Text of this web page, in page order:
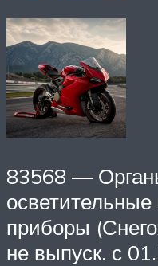
83568 —
приборы
не выпуск. с